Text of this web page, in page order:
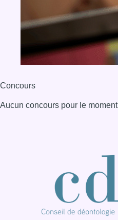
Concours
Aucun concours pour le moment